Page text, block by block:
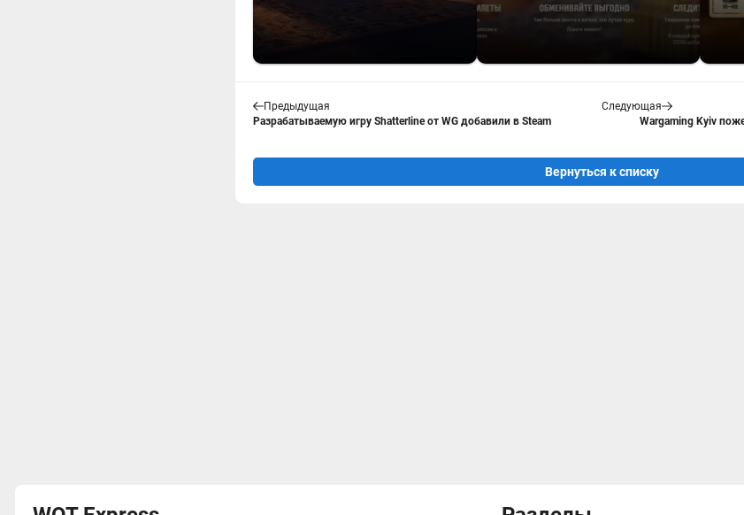
Предыдущая
Разрабатываемую игру Shatterline от WG добавили в Steam
Следующая
Wargaming Kyiv
Вернуться к списку